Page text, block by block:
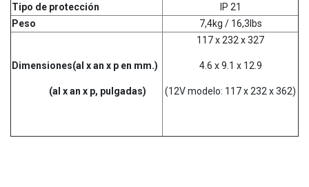
Tipo de protección
IP 21
Peso
7,4kg / 16,3lbs
Dimensiones(al x an x p en mm.)
(al x an x p, pulgadas)
117 x 232 x 327
4.6 x 9.1 x 12.9
(12V modelo: 117 x 232 x 362)